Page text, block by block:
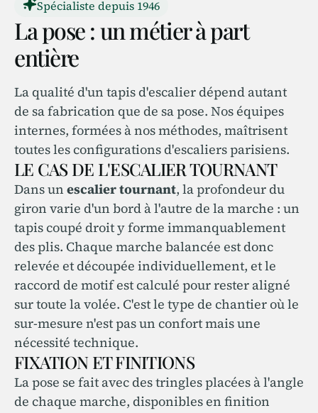
Spécialiste depuis 1946
La pose : un métier à part
entière
La qualité d'un tapis d'escalier dépend autant
de sa fabrication que de sa pose. Nos équipes
internes, formées à nos méthodes, maîtrisent
toutes les configurations d'escaliers parisiens.
LE CAS DE L'ESCALIER TOURNANT
Dans un escalier tournant, la profondeur du
giron varie d'un bord à l'autre de la marche : un
tapis coupé droit y forme immanquablement
des plis. Chaque marche balancée est donc
relevée et découpée individuellement, et le
raccord de motif est calculé pour rester aligné
sur toute la volée. C'est le type de chantier où le
sur-mesure n'est pas un confort mais une
nécessité technique.
FIXATION ET FINITIONS
La pose se fait avec des tringles placées à l'angle
de chaque marche, disponibles en finition